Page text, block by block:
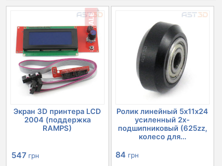
SALE
Экран 3D принтера LCD
2004 (поддержка
RAMPS)
Первоначальная
547 грн
Ролик линейный 5х11х24
усиленный 2х-
подшипниковый (625zz,
колесо для...
84 грн